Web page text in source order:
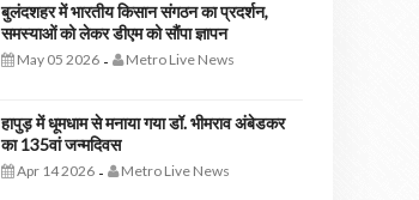
बुलंदशहर में भारतीय किसान संगठन का प्रदर्शन,
समस्याओं को लेकर डीएम को सौंपा ज्ञापन
May 05 2026 - Metro Live News
हापुड़ में धूमधाम से मनाया गया डॉ. भीमराव अंबेडकर
का 135वां जन्मदिवस
Apr 14 2026 - Metro Live News